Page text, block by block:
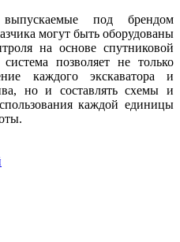
под брендом
могут быть оборудованы
на основе спутниковой
позволяет не только
каждого экскаватора и
но и составлять схемы и
каждой единицы